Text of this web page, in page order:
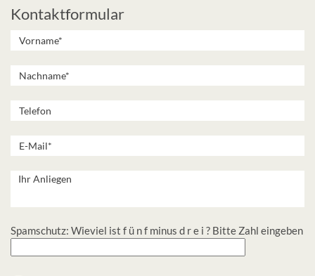
Kontaktformular
Spamschutz: Wieviel ist f ü n f minus d r e i ? Bitte Zahl eingeben